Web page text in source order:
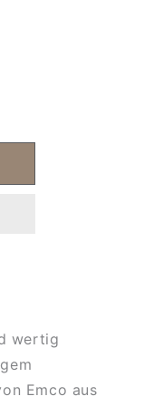
wertig
Emco aus